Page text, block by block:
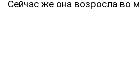
Сейчас же она возросла во